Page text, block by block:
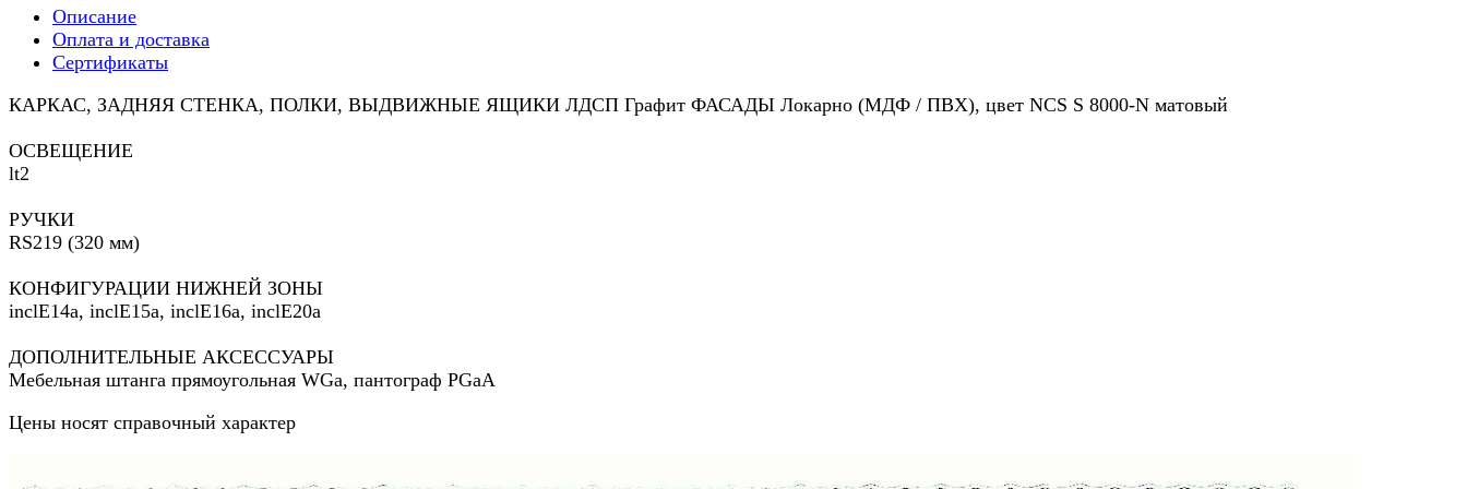
Описание
Оплата и доставка
Сертификаты
КАРКАС, ЗАДНЯЯ СТЕНКА, ПОЛКИ, ВЫДВИЖНЫЕ ЯЩИКИ ЛДСП Графит ФАСАДЫ Локарно (МДФ / ПВХ), цвет NCS S 8000-N матовый
ОСВЕЩЕНИЕ
lt2
РУЧКИ
RS219 (320 мм)
КОНФИГУРАЦИИ НИЖНЕЙ ЗОНЫ
inclE14a, inclE15a, inclE16a, inclE20a
ДОПОЛНИТЕЛЬНЫЕ АКСЕССУАРЫ
Мебельная штанга прямоугольная WGa, пантограф PGaA
Цены носят справочный характер